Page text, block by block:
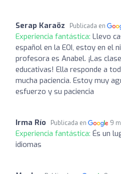
Serap Karaöz Publicada en
Experiencia fantástica: Llevo
español en la EOI, estoy en el
profesora es Anabel. ¡Las
educativas! Ella responde a
mucha paciencia. Estoy muy
esfuerzo y su paciencia
Irma Río Publicada en 9
Experiencia fantástica: És un
idiomas